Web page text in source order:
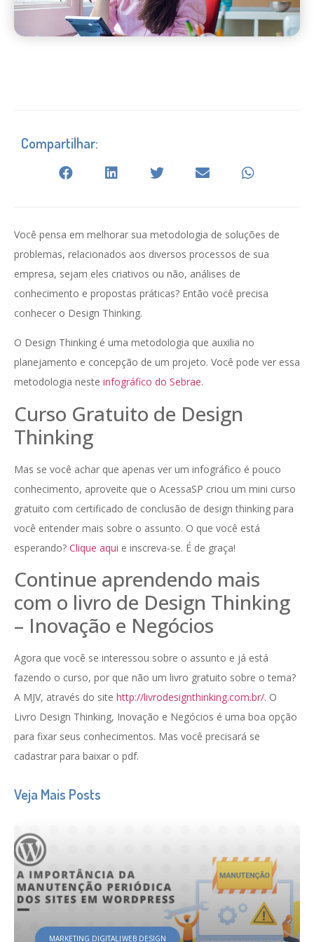
Compartilhar:
Você pensa em melhorar sua metodologia de soluções de
problemas, relacionados aos diversos processos de sua
empresa, sejam eles criativos ou não, análises de
conhecimento e propostas práticas? Então você precisa
conhecer o Design Thinking.
O Design Thinking é uma metodologia que auxilia no
planejamento e concepção de um projeto. Você pode ver essa
metodologia neste infográfico do Sebrae.
Curso Gratuito de Design
Thinking
Mas se você achar que apenas ver um infográfico é pouco
conhecimento, aproveite que o AcessaSP criou um mini curso
gratuito com certificado de conclusão de design thinking para
você entender mais sobre o assunto. O que você está
esperando? Clique aqui e inscreva-se. É de graça!
Continue aprendendo mais
com o livro de Design Thinking
– Inovação e Negócios
Agora que você se interessou sobre o assunto e já está
fazendo o curso, por que não um livro gratuito sobre o tema?
A MJV, através do site http://livrodesignthinking.com.br/. O
Livro Design Thinking, Inovação e Negócios é uma boa opção
para fixar seus conhecimentos. Mas você precisará se
cadastrar para baixar o pdf.
Veja Mais Posts
MARKETING DIGITAL|WEB DESIGN